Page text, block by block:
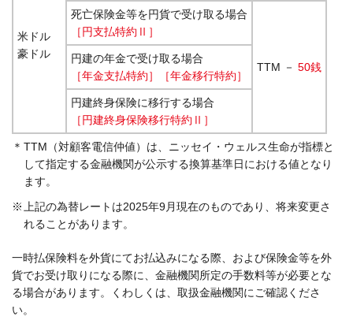
米ドル
豪ドル
死亡保険金等を円貨で受け取る場合
［円支払特約Ⅱ］
TTM － 50銭
円建の年金で受け取る場合
［年金支払特約］［年金移行特約］
円建終身保険に移行する場合
［円建終身保険移行特約Ⅱ］
＊ TTM（対顧客電信仲値）は、ニッセイ・ウェルス生命が指標と
して指定する金融機関が公示する換算基準日における値となり
ます。
※
上記の為替レートは2025年9月現在のものであり、将来変更さ
れることがあります。
一時払保険料を外貨にてお払込みになる際、および保険金等を外
貨でお受け取りになる際に、金融機関所定の手数料等が必要とな
る場合があります。くわしくは、取扱金融機関にご確認くださ
い。